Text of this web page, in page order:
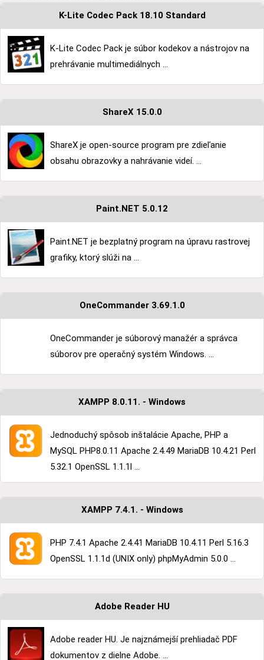
K-Lite Codec Pack 18.10 Standard
K-Lite Codec Pack je súbor kodekov a nástrojov na
prehrávanie multimediálnych ...
ShareX 15.0.0
ShareX je open-source program pre zdieľanie
obsahu obrazovky a nahrávanie videí. ...
Paint.NET 5.0.12
Paint.NET je bezplatný program na úpravu rastrovej
grafiky, ktorý slúži na ...
OneCommander 3.69.1.0
OneCommander je súborový manažér a správca
súborov pre operačný systém Windows. ...
XAMPP 8.0.11. - Windows
Jednoduchý spôsob inštalácie Apache, PHP a
MySQL PHP8.0.11 Apache 2.4.49 MariaDB 10.4.21 Perl
5.32.1 OpenSSL 1.1.1l ...
XAMPP 7.4.1. - Windows
PHP 7.4.1 Apache 2.4.41 MariaDB 10.4.11 Perl 5.16.3
OpenSSL 1.1.1d (UNIX only) phpMyAdmin 5.0.0 ...
Adobe Reader HU
Adobe reader HU. Je najznámejší prehliadač PDF
dokumentov z dielne Adobe. ...